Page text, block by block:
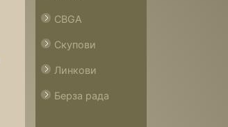
CBGA
Скупови
Линкови
Берза рада